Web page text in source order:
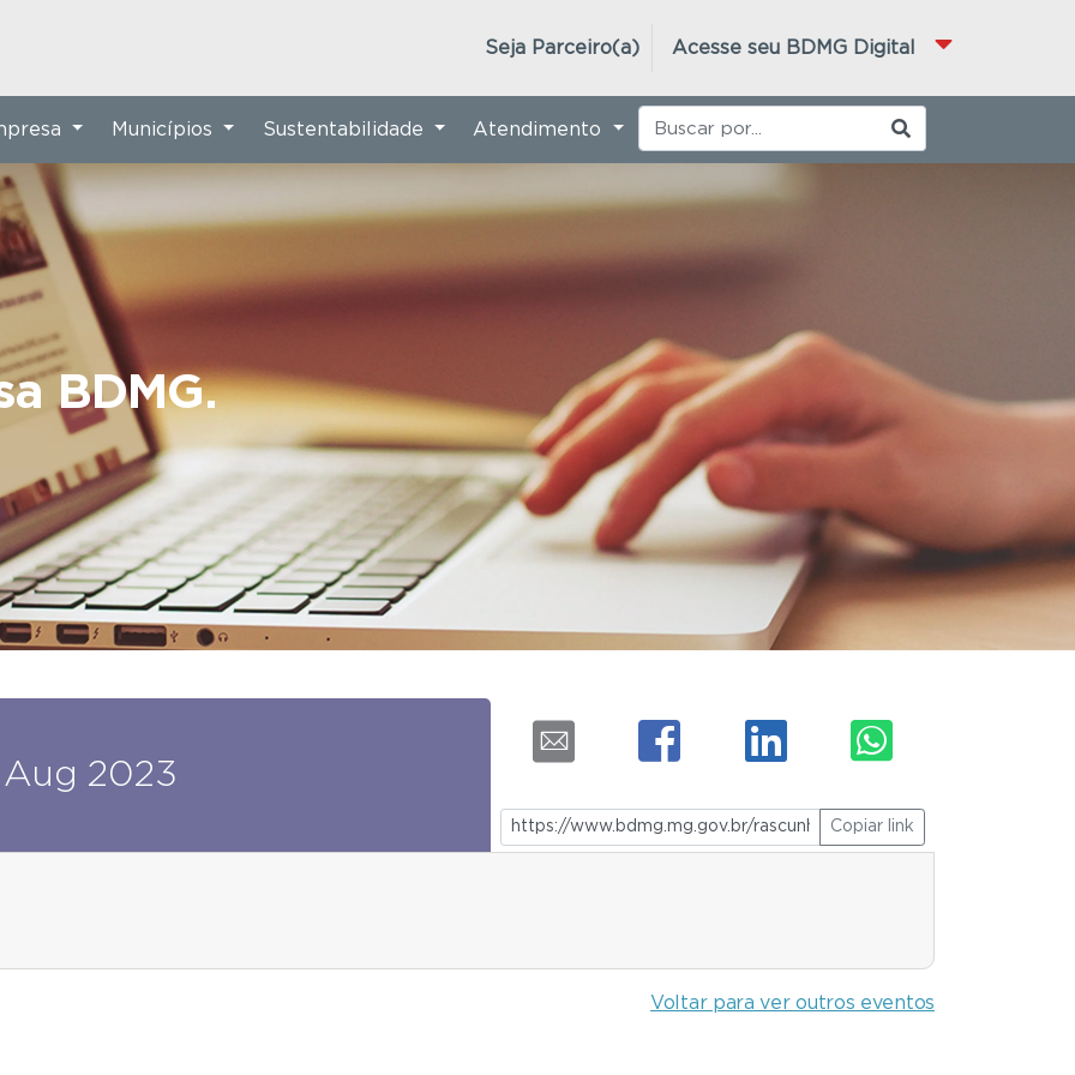
Acesse seu BDMG Digital
Seja Parceiro(a)
BDMG.
Municípios Sustentabilidade Atendimento
Aug 2023
Copiar link
Voltar para ver outros eventos